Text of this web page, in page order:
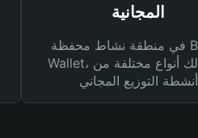
المجانية
في منطقة نشاط محفظة Bitget
Wallet، وفرنا لك أنواع مختلفة من
أنشطة التوزيع المجاني